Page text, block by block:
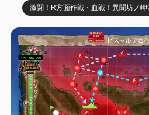
激闘！R方面作戦・血戦！異聞坊ノ